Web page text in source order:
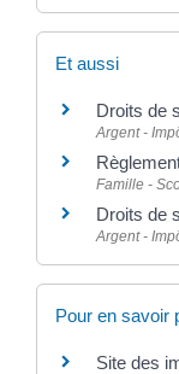
Et aussi
Droits de
Argent -
Famille -
Droits de
Argent -
Pour en savoir
Site des